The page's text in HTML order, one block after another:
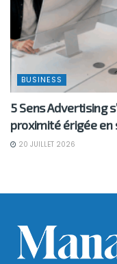
BUSINESS
5 Sens Advertising
proximité érigée
20 JUILLET 2026